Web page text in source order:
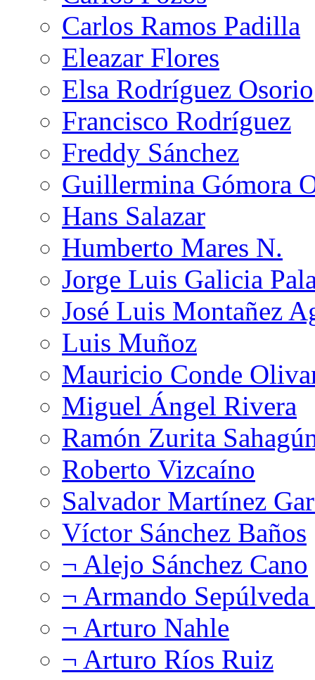
Carlos Ramos Padilla
Eleazar Flores
Elsa Rodríguez Osorio
Francisco Rodríguez
Freddy Sánchez
Guillermina Gómora
Hans Salazar
Humberto Mares N.
Jorge Luis Galicia
José Luis Montañez
Luis Muñoz
Mauricio Conde
Miguel Ángel Rivera
Ramón Zurita
Roberto Vizcaíno
Salvador Martínez
Víctor Sánchez Baños
¬ Alejo Sánchez Cano
¬ Armando
¬ Arturo Nahle
¬ Arturo Ríos Ruiz